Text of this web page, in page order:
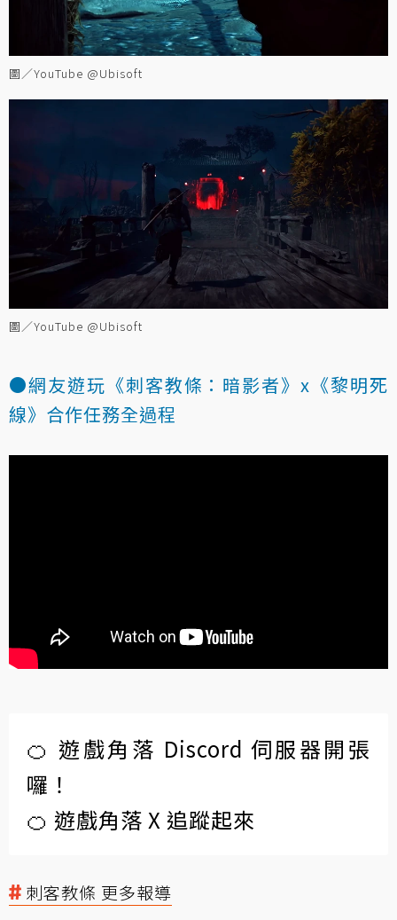
圖／YouTube @Ubisoft
圖／YouTube @Ubisoft
●網友遊玩《刺客教條：暗影者》x《黎明死
線》合作任務全過程
🍊 遊戲角落 Discord 伺服器開張
囉！
🍊 遊戲角落 X 追蹤起來
刺客教條 更多報導